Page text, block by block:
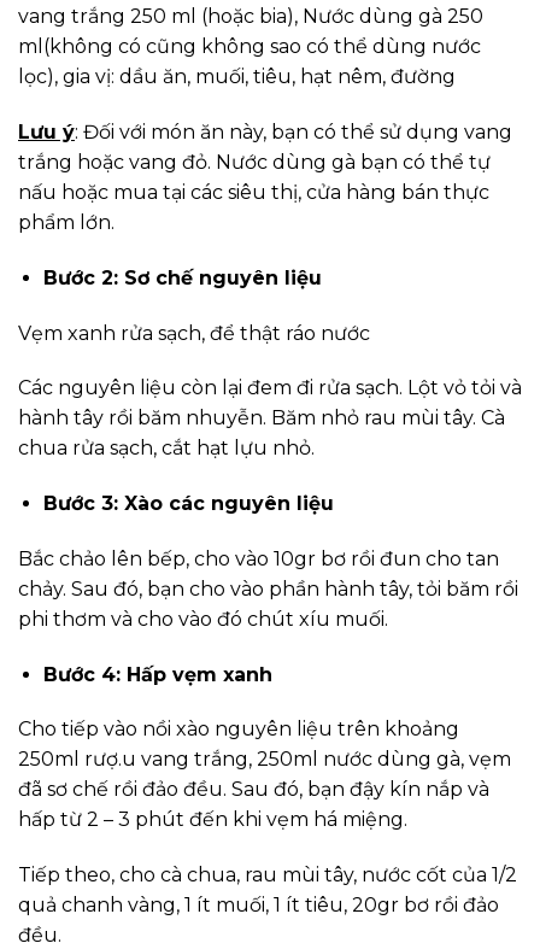
vang trắng 250 ml (hoặc bia), Nước dùng gà 250
ml(không có cũng không sao có thể dùng nước
lọc), gia vị: dầu ăn, muối, tiêu, hạt nêm, đường
Lưu ý: Đối với món ăn này, bạn có thể sử dụng vang
trắng hoặc vang đỏ. Nước dùng gà bạn có thể tự
nấu hoặc mua tại các siêu thị, cửa hàng bán thực
phẩm lớn.
Bước 2: Sơ chế nguyên liệu
Vẹm xanh rửa sạch, để thật ráo nước
Các nguyên liệu còn lại đem đi rửa sạch. Lột vỏ tỏi và
hành tây rồi băm nhuyễn. Băm nhỏ rau mùi tây. Cà
chua rửa sạch, cắt hạt lựu nhỏ.
Bước 3: Xào các nguyên liệu
Bắc chảo lên bếp, cho vào 10gr bơ rồi đun cho tan
chảy. Sau đó, bạn cho vào phần hành tây, tỏi băm rồi
phi thơm và cho vào đó chút xíu muối.
Bước 4: Hấp vẹm xanh
Cho tiếp vào nồi xào nguyên liệu trên khoảng
250ml rượ.u vang trắng, 250ml nước dùng gà, vẹm
đã sơ chế rồi đảo đều. Sau đó, bạn đậy kín nắp và
hấp từ 2 – 3 phút đến khi vẹm há miệng.
Tiếp theo, cho cà chua, rau mùi tây, nước cốt của 1/2
quả chanh vàng, 1 ít muối, 1 ít tiêu, 20gr bơ rồi đảo
đều.